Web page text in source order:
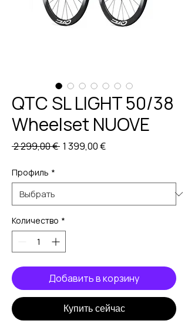
QTC SL LIGHT 50/38
Wheelset NUOVE
2 299,00 € Обычная
1 399,00 €Спеццена
Профиль *
Количество *
Добавить в корзину
Купить сейчас